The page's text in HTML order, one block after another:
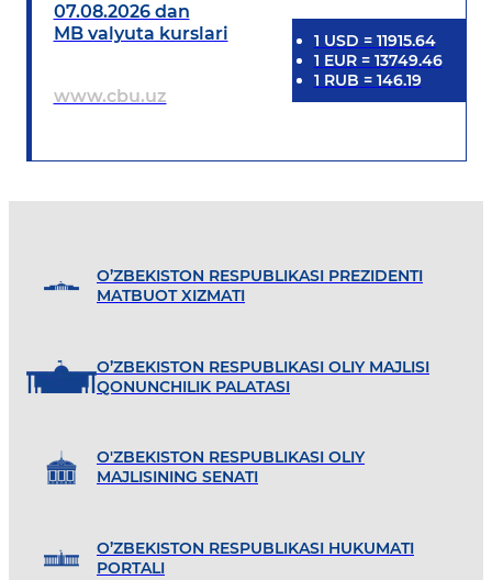
07.08.2026 dan
MB valyuta kurslari
www.cbu.uz
1 USD = 11915.64
1 EUR= 13749.46
1 RUB = 146.19
O’ZBEKISTON RESPUBLIKASI PREZIDENTI
MATBUOT XIZMATI
O’ZBEKISTON RESPUBLIKASI OLIY MAJLISI
QONUNCHILIK PALATASI
O'ZBEKISTON RESPUBLIKASI OLIY
MAJLISINING SENATI
O’ZBEKISTON RESPUBLIKASI HUKUMATI
PORTALI